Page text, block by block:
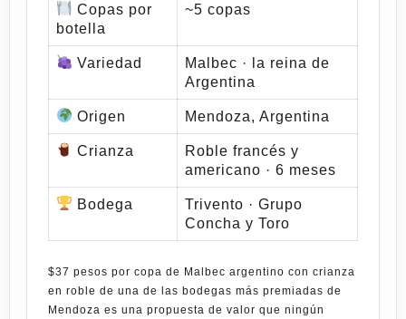
Copas por
botella
~5 copas
Variedad
Malbec · la reina de
Argentina
Origen Mendoza, Argentina
Crianza
Roble francés y
americano · 6 meses
Bodega
Trivento · Grupo
Concha y Toro
$37 pesos por copa de Malbec argentino con crianza
en roble de una de las bodegas más premiadas de
Mendoza es una propuesta de valor que ningún